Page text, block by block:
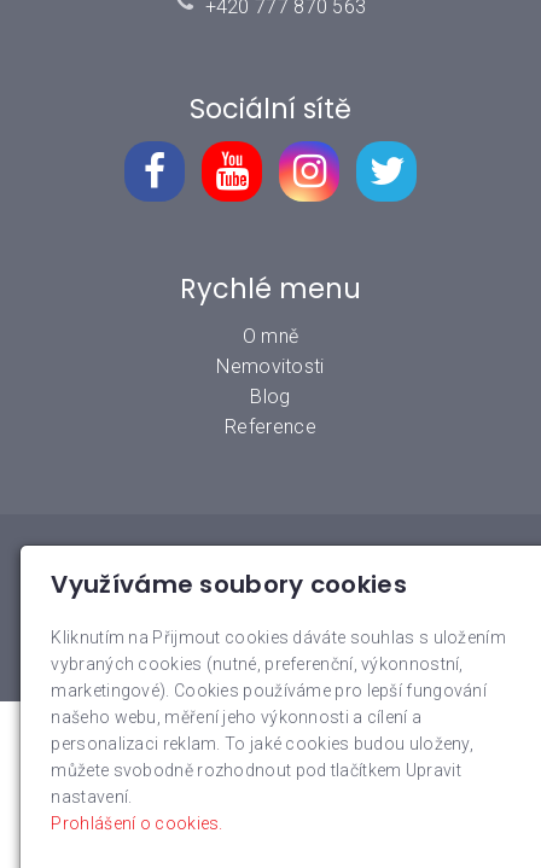
+420 777 870 563
Sociální sítě
Rychlé menu
O mně
Nemovitosti
Blog
Reference
© 2026Realitní pomoc s.r.o. | Mapa webu
inPage–webové stránkys AI,doména awebhostingu
jediného 5★ registrátora v ČR
Využíváme soubory cookies
Kliknutím na Přijmout cookies dáváte souhlas s uložením
vybraných cookies (nutné, preferenční, výkonnostní,
marketingové). Cookies používáme pro lepší fungování
našeho webu, měření jeho výkonnosti a cílení a
personalizaci reklam. To jaké cookies budou uloženy,
můžete svobodně rozhodnout pod tlačítkem Upravit
nastavení.
Prohlášení o cookies.